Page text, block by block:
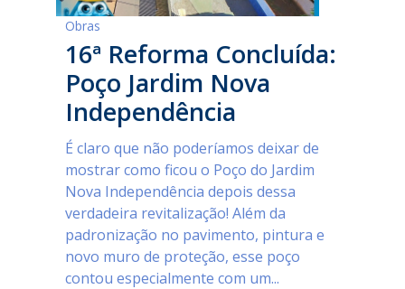
Obras
16ª Reforma Concluída:
Poço Jardim Nova
Independência
É claro que não poderíamos deixar de
mostrar como ficou o Poço do Jardim
Nova Independência depois dessa
verdadeira revitalização! Além da
padronização no pavimento, pintura e
novo muro de proteção, esse poço
contou especialmente com um...